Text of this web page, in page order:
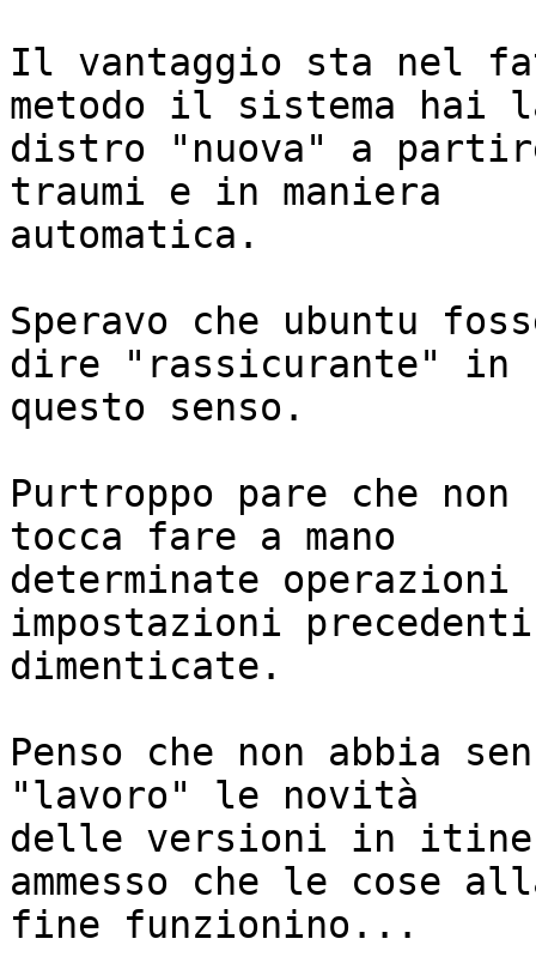
Il vantaggio sta nel
metodo il sistema hai
distro "nuova" a
traumi e in maniera
automatica.
Speravo che ubuntu
dire "rassicurante" in
questo senso.
Purtroppo pare che
tocca fare a mano
determinate
impostazioni
dimenticate.
Penso che non abbia
"lavoro" le novità
delle versioni in
ammesso che le cose
fine funzionino...